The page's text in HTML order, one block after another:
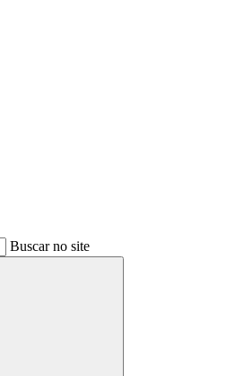
Buscar no site